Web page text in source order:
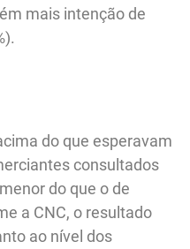
mais intenção de
do que esperavam
consultados
do que o de
a CNC, o resultado
ao nível dos